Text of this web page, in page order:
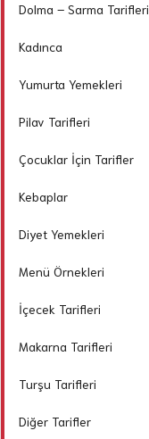
Dolma – Sarma Tarifleri
Kadınca
Yumurta Yemekleri
Pilav Tarifleri
Çocuklar İçin Tarifler
Kebaplar
Diyet Yemekleri
Menü Örnekleri
İçecek Tarifleri
Makarna Tarifleri
Turşu Tarifleri
Diğer Tarifler